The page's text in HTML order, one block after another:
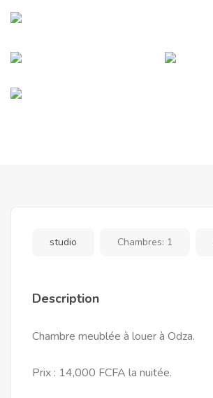
studio Chambres: 1
Description
Chambre meublée à louer à Odza.
Prix : 14,000 FCFA la nuitée.